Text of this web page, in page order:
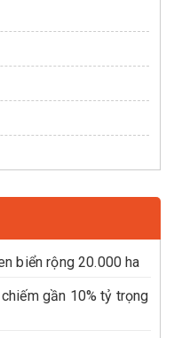
biển rộng 20.000 ha
gần 10% tỷ trọng